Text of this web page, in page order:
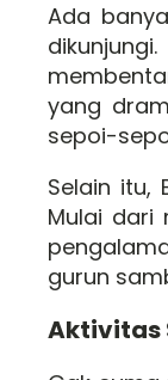
Ada
yang
sepoi-
Selain itu,
Mulai dari
gurun
Aktivitas